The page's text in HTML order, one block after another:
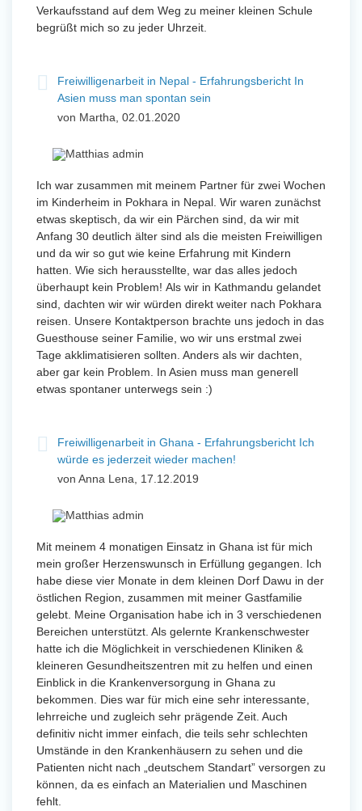
Verkaufsstand auf dem Weg zu meiner kleinen Schule
begrüßt mich so zu jeder Uhrzeit.
Freiwilligenarbeit in Nepal - Erfahrungsbericht In
Asien muss man spontan sein
von Martha, 02.01.2020
Ich war zusammen mit meinem Partner für zwei Wochen
im Kinderheim in Pokhara in Nepal. Wir waren zunächst
etwas skeptisch, da wir ein Pärchen sind, da wir mit
Anfang 30 deutlich älter sind als die meisten Freiwilligen
und da wir so gut wie keine Erfahrung mit Kindern
hatten. Wie sich herausstellte, war das alles jedoch
überhaupt kein Problem! Als wir in Kathmandu gelandet
sind, dachten wir wir würden direkt weiter nach Pokhara
reisen. Unsere Kontaktperson brachte uns jedoch in das
Guesthouse seiner Familie, wo wir uns erstmal zwei
Tage akklimatisieren sollten. Anders als wir dachten,
aber gar kein Problem. In Asien muss man generell
etwas spontaner unterwegs sein :)
Freiwilligenarbeit in Ghana - Erfahrungsbericht Ich
würde es jederzeit wieder machen!
von Anna Lena, 17.12.2019
Mit meinem 4 monatigen Einsatz in Ghana ist für mich
mein großer Herzenswunsch in Erfüllung gegangen. Ich
habe diese vier Monate in dem kleinen Dorf Dawu in der
östlichen Region, zusammen mit meiner Gastfamilie
gelebt. Meine Organisation habe ich in 3 verschiedenen
Bereichen unterstützt. Als gelernte Krankenschwester
hatte ich die Möglichkeit in verschiedenen Kliniken &
kleineren Gesundheitszentren mit zu helfen und einen
Einblick in die Krankenversorgung in Ghana zu
bekommen. Dies war für mich eine sehr interessante,
lehrreiche und zugleich sehr prägende Zeit. Auch
definitiv nicht immer einfach, die teils sehr schlechten
Umstände in den Krankenhäusern zu sehen und die
Patienten nicht nach „deutschem Standart” versorgen zu
können, da es einfach an Materialien und Maschinen
fehlt.